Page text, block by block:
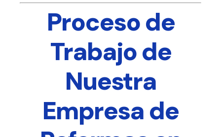
Proceso de
Trabajo de
Nuestra
Empresa de